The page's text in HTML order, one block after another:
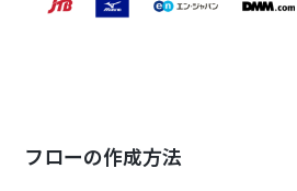
フローの作成方法